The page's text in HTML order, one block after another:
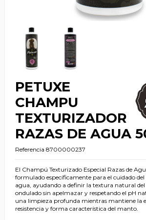
PETUXE
CHAMPU
TEXTURIZADOR
RAZAS DE AGUA
Referencia 8700000237
El Champú Texturizado Especial Razas de
formulado específicamente para el cuidado del
agua, ayudando a definir la textura natural
ondulado sin apelmazar y respetando el pH
una limpieza profunda mientras mantiene la
resistencia y forma característica del manto.